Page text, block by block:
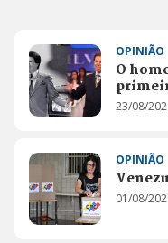
OPINIÃO
O
23/08/
OPINIÃO
01/08/